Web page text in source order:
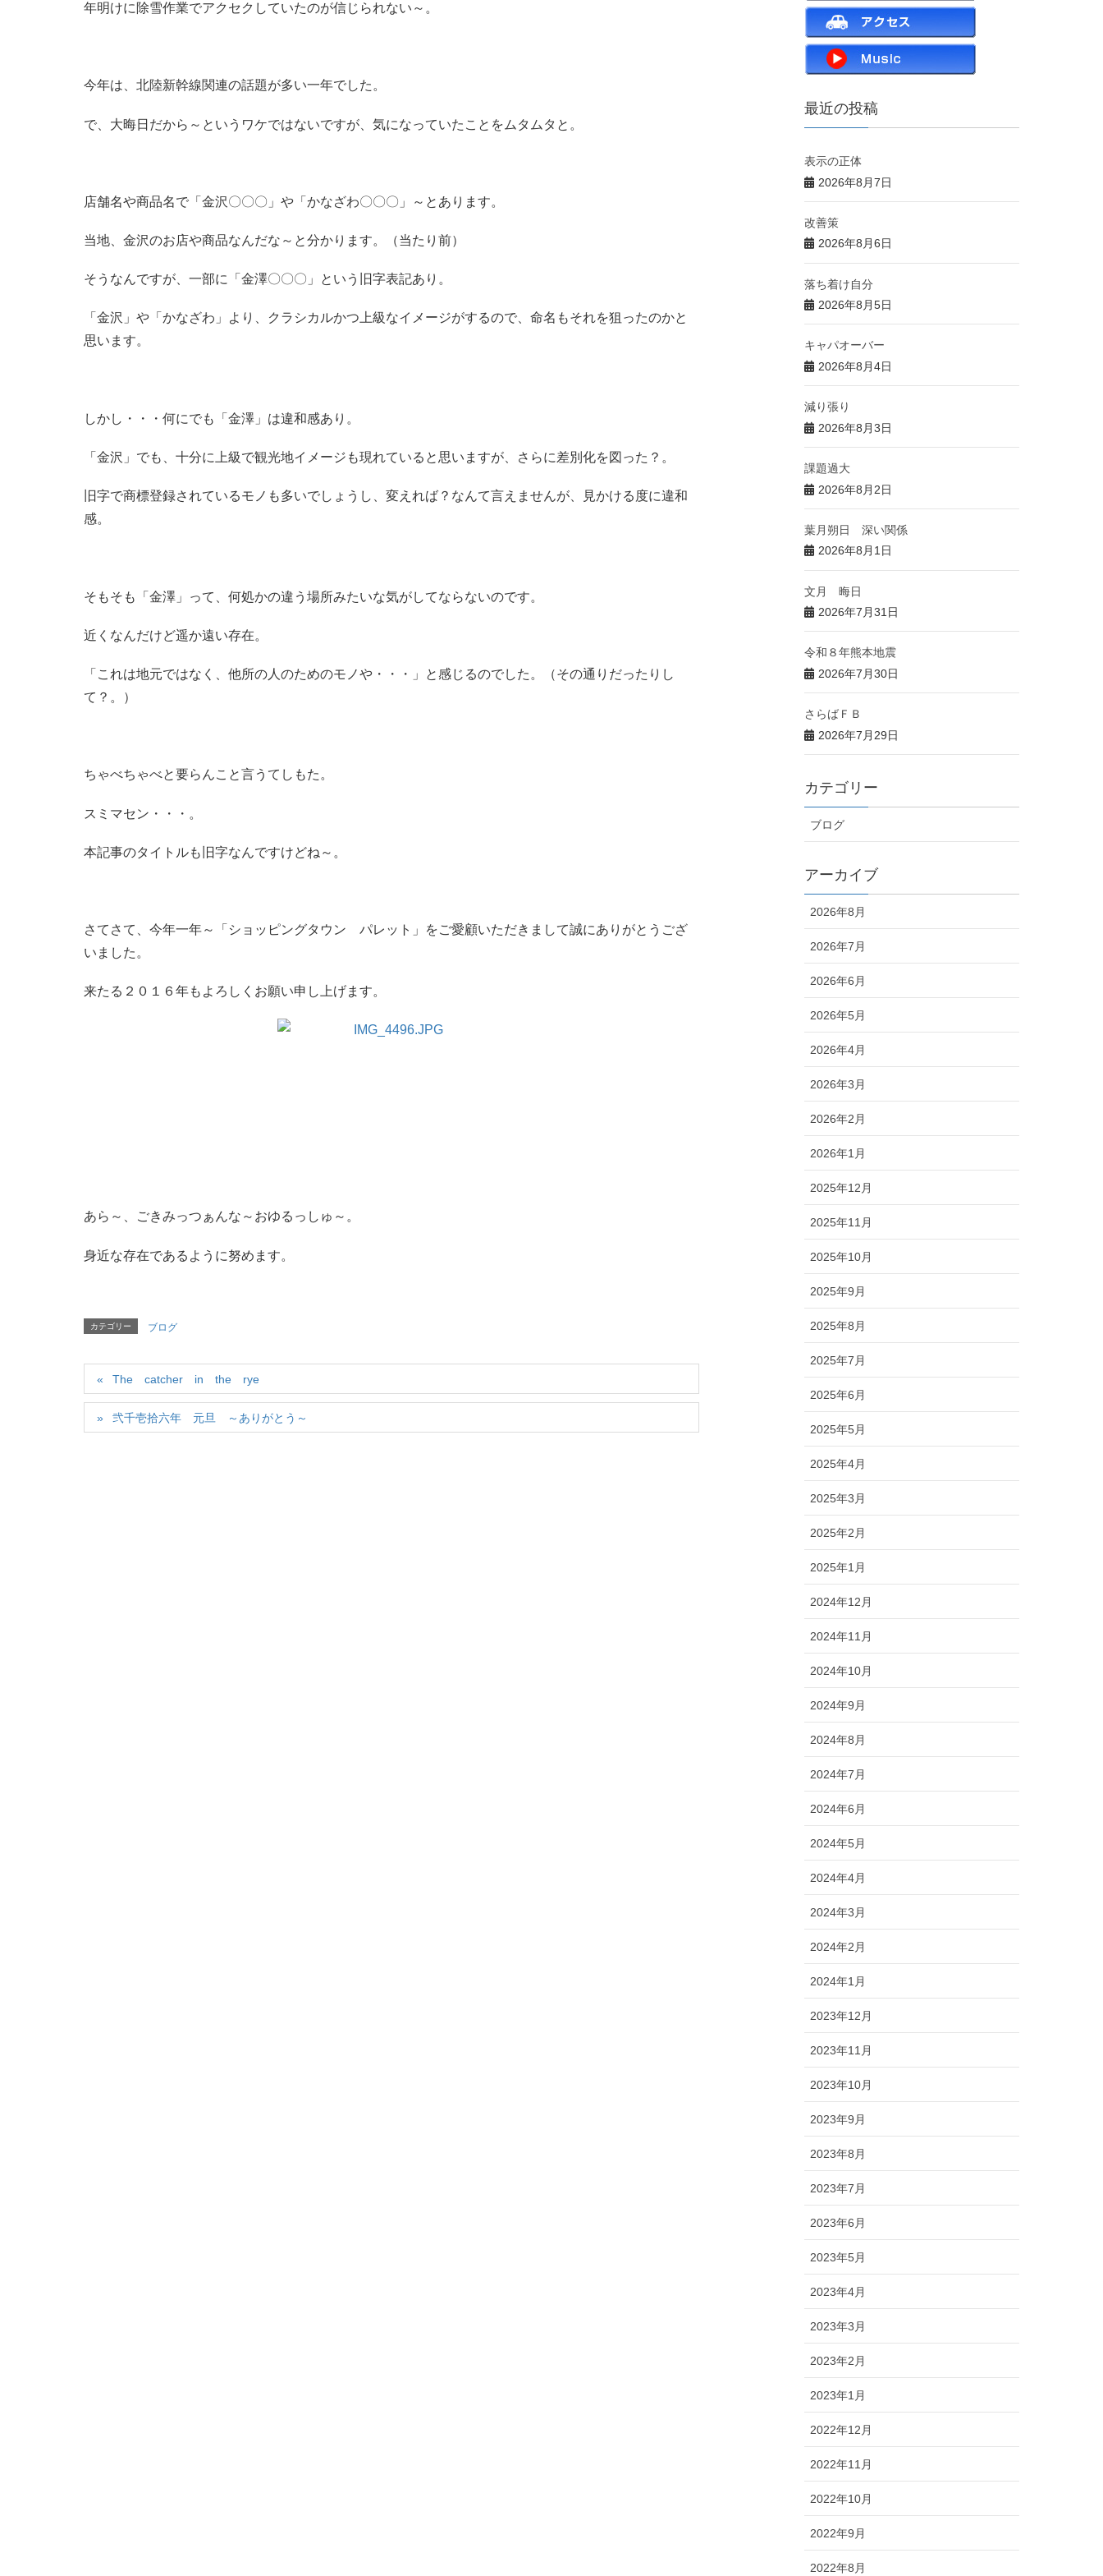
年明けに除雪作業でアクセクしていたのが信じられない～。
今年は、北陸新幹線関連の話題が多い一年でした。
で、大晦日だから～というワケではないですが、気になっていたことをムタムタと。
店舗名や商品名で「金沢〇〇〇」や「かなざわ〇〇〇」～とあります。
当地、金沢のお店や商品なんだな～と分かります。（当たり前）
そうなんですが、一部に「金澤〇〇〇」という旧字表記あり。
「金沢」や「かなざわ」より、クラシカルかつ上級なイメージがするので、命名もそれを狙ったのかと
思います。
しかし・・・何にでも「金澤」は違和感あり。
「金沢」でも、十分に上級で観光地イメージも現れていると思いますが、さらに差別化を図った？。
旧字で商標登録されているモノも多いでしょうし、変えれば？なんて言えませんが、見かける度に違和
感。
そもそも「金澤」って、何処かの違う場所みたいな気がしてならないのです。
近くなんだけど遥か遠い存在。
「これは地元ではなく、他所の人のためのモノや・・・」と感じるのでした。（その通りだったりし
て？。）
ちゃべちゃべと要らんこと言うてしもた。
スミマセン・・・。
本記事のタイトルも旧字なんですけどね～。
さてさて、今年一年～「ショッピングタウン パレット」をご愛顧いただきまして誠にありがとうござ
いました。
来たる２０１６年もよろしくお願い申し上げます。
あら～、ごきみっつぁんな～おゆるっしゅ～。
身近な存在であるように努めます。
カテゴリー ブログ
The catcher in the rye
弐千壱拾六年 元旦 ～ありがとう～
最近の投稿
表示の正体
2026年8月7日
改善策
2026年8月6日
落ち着け自分
2026年8月5日
キャパオーバー
2026年8月4日
減り張り
2026年8月3日
課題過大
2026年8月2日
葉月朔日 深い関係
2026年8月1日
文月 晦日
2026年7月31日
令和８年熊本地震
2026年7月30日
さらばＦＢ
2026年7月29日
カテゴリー
ブログ
アーカイブ
2026年8月
2026年7月
2026年6月
2026年5月
2026年4月
2026年3月
2026年2月
2026年1月
2025年12月
2025年11月
2025年10月
2025年9月
2025年8月
2025年7月
2025年6月
2025年5月
2025年4月
2025年3月
2025年2月
2025年1月
2024年12月
2024年11月
2024年10月
2024年9月
2024年8月
2024年7月
2024年6月
2024年5月
2024年4月
2024年3月
2024年2月
2024年1月
2023年12月
2023年11月
2023年10月
2023年9月
2023年8月
2023年7月
2023年6月
2023年5月
2023年4月
2023年3月
2023年2月
2023年1月
2022年12月
2022年11月
2022年10月
2022年9月
2022年8月